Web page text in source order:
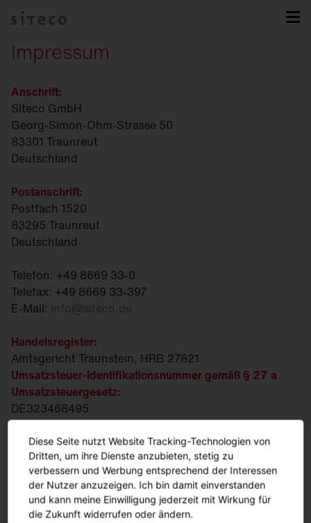
Impressum
Anschrift:
Siteco GmbH
Georg-Simon-Ohm-Strasse 50
83301 Traunreut
Deutschland
Postanschrift:
Postfach 1520
83295 Traunreut
Deutschland
Telefon: +49 8669 33-0
Telefax: +49 8669 33-397
E-Mail: info@siteco.de
Handelsregister:
Amtsgericht Traunstein, HRB 27821
Umsatzsteuer-Identifikationsnummer gemäß § 27 a
Umsatzsteuergesetz:
DE323468495
Steuer-Nr.:163/115/30538
WEEE/EAR-Reg.-Nr.:DE 88203383
Geschaeftsfuehrung:
Ralph Hesse, Andreas Frank, Daniel Fischer
Vorsitzende des Aufsichtsrats:
Diese Seite nutzt Website Tracking-Technologien von
Dritten, um ihre Dienste anzubieten, stetig zu
verbessern und Werbung entsprechend der Interessen
der Nutzer anzuzeigen. Ich bin damit einverstanden
und kann meine Einwilligung jederzeit mit Wirkung für
die Zukunft widerrufen oder ändern.